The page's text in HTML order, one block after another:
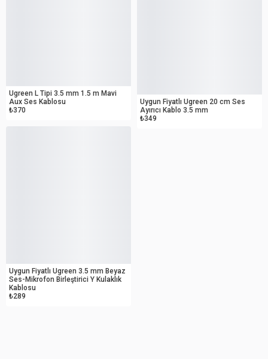
Ugreen L Tipi 3.5 mm 1.5 m Mavi
Aux Ses Kablosu
₺370
Uygun Fiyatlı Ugreen 3.5 mm Beyaz
Ses-Mikrofon Birleştirici Y Kulaklık
Kablosu
₺289
Uygun Fiyatlı Ugreen 20 cm Ses
Ayırıcı Kablo 3.5 mm
₺349